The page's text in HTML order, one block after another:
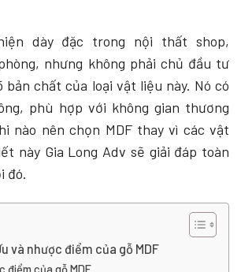
dày đặc trong nội thất shop,
nhưng không phải chủ đầu tư
bản chất của loại vật liệu này. Nó có
phù hợp với không gian thương
nào nên chọn MDF thay vì các vật
này Gia Long Adv sẽ giải đáp toàn
đó.
và nhược điểm của gỗ MDF
điểm của gỗ MDF